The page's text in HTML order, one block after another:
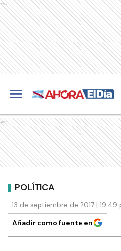
Ads
Ads
POLÍTICA
13 de septiembre de 2017 |
Añadir como fuente en